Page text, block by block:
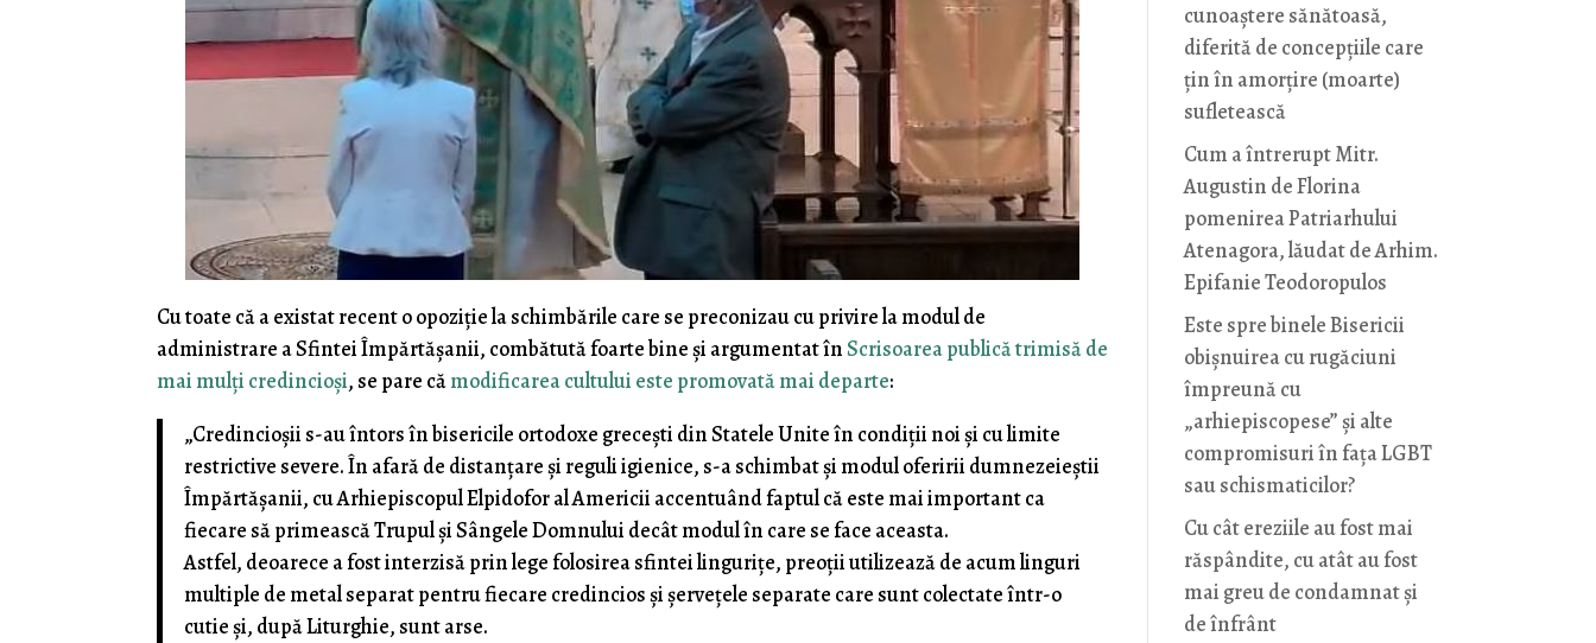
Cu toate că a existat recent o opoziție la schimbările care se preconizau cu privire la modul de
administrare a Sfintei Împărtășanii, combătută foarte bine și argumentat înScrisoarea publică trimisă de
mai mulți credincioși, se pare cămodificarea cultului este promovată mai departe:
„Credincioșii s-au întors în bisericile ortodoxe grecești din Statele Unite în condiții noi și cu limite
restrictive severe. În afară de distanțare și reguli igienice, s-a schimbat și modul oferirii dumnezeieștii
Împărtășanii, cu Arhiepiscopul Elpidofor al Americii accentuând faptul că este mai important ca
fiecare să primească Trupul și Sângele Domnului decât modul în care se face aceasta.
Astfel, deoarece a fost interzisă prin lege folosirea sfintei lingurițe, preoții utilizează de acum linguri
multiple de metal separat pentru fiecare credincios și șervețele separate care sunt colectate într-o
cutie și, după Liturghie, sunt arse.
cunoaștere sănătoasă,
diferită de concepțiile care
țin în amorțire (moarte)
sufletească
Cum a întrerupt Mitr.
Augustin de Florina
pomenirea Patriarhului
Atenagora, lăudat de Arhim.
Epifanie Teodoropulos
Este spre binele Bisericii
obișnuirea cu rugăciuni
împreună cu
„arhiepiscopese” și alte
compromisuri în fața LGBT
sau schismaticilor?
Cu cât ereziile au fost mai
răspândite, cu atât au fost
mai greu de condamnat și
de înfrânt